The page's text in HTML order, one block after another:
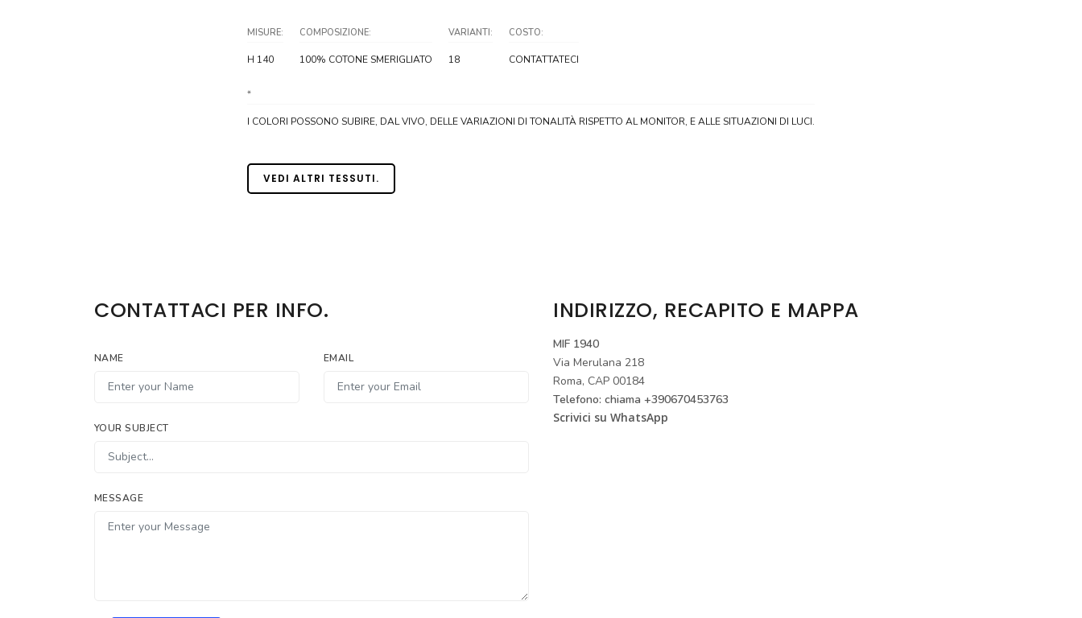
MISURE:
H 140
COMPOSIZIONE:
100% COTONE SMERIGLIATO
VARIANTI:
18
COSTO:
CONTATTATECI
*
I COLORI POSSONO SUBIRE, DAL VIVO, DELLE VARIAZIONI DI TONALITÀ RISPETTO AL MONITOR, E ALLE SITUAZIONI DI LUCI.
VEDI ALTRI TESSUTI.
CONTATTACI PER INFO.
NAME EMAIL
YOUR SUBJECT
MESSAGE
INDIRIZZO, RECAPITO E MAPPA
MIF 1940
Via Merulana 218
Roma, CAP 00184
Telefono: chiama +390670453763
Scrivici su WhatsApp